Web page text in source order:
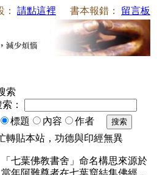
請點這裡 書本報錯： 留言板
索
：
標題
內容 作者 搜索
轉貼本站，功德與印經無異
「七葉佛教書舍」命名構思來源於
當年阿難尊者在七葉窟結集佛經，